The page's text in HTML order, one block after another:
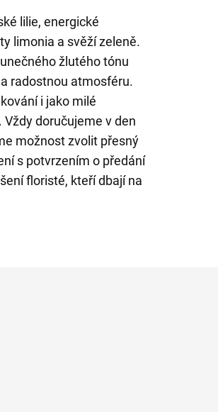
lilie, energické
limonia a svěží zeleně.
žlutého tónu
radostnou atmosféru.
i jako milé
doručujeme v den
možnost zvolit přesný
s potvrzením o předání
floristé, kteří dbají na